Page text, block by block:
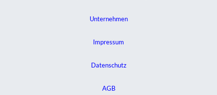
Unternehmen
Impressum
Datenschutz
AGB